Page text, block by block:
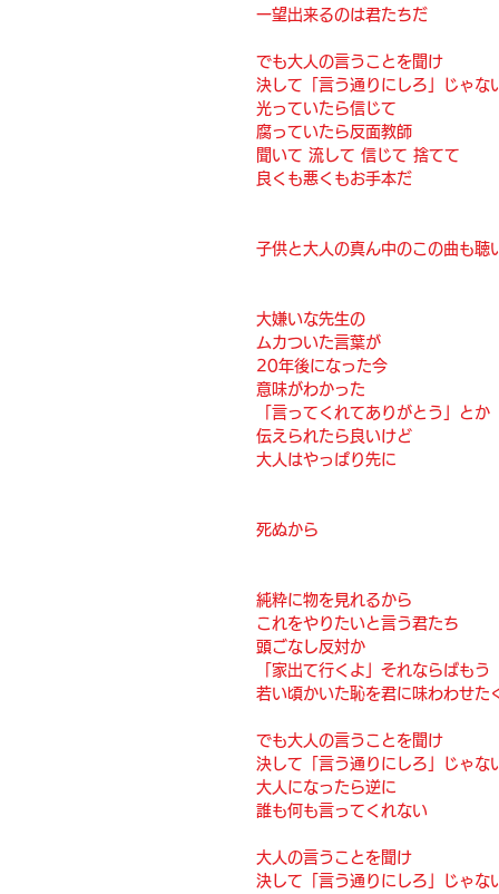
一望出来るのは君たちだ
でも大人の言うことを聞け
決して「言う通りにしろ」じゃな
光っていたら信じて
腐っていたら反面教師
聞いて 流して 信じて 捨てて
良くも悪くもお手本だ
子供と大人の真ん中のこの曲も聴
大嫌いな先生の
ムカついた言葉が
20年後になった今
意味がわかった
「言ってくれてありがとう」とか
伝えられたら良いけど
大人はやっぱり先に
死ぬから
純粋に物を見れるから
これをやりたいと言う君たち
頭ごなし反対か
「家出て行くよ」それならばもう
若い頃かいた恥を君に味わわせた
でも大人の言うことを聞け
決して「言う通りにしろ」じゃな
大人になったら逆に
誰も何も言ってくれない
大人の言うことを聞け
決して「言う通りにしろ」じゃな